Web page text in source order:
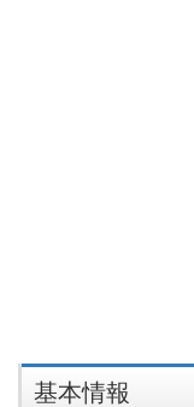
基本情報